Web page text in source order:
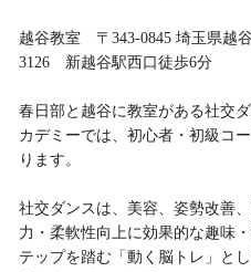
越谷教室 〒343-0845 埼玉県越
3126 新越谷駅西口徒歩6分
春日部と越谷に教室がある社交
カデミーでは、初心者・初級コ
ります。
社交ダンスは、美容、姿勢改善
力・柔軟性向上に効果的な趣味
テップを踏む「動く脳トレ」と